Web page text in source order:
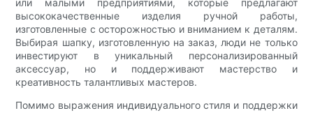
или малыми предприятиями, которые предлагают
высококачественные изделия ручной работы,
изготовленные с осторожностью и вниманием к деталям.
Выбирая шапку, изготовленную на заказ, люди не только
инвестируют в уникальный персонализированный
аксессуар, но и поддерживают мастерство и
креативность талантливых мастеров.
Помимо выражения индивидуального стиля и поддержки